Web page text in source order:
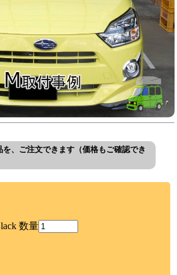
、ご注文できます（価格もご確認でき
数量